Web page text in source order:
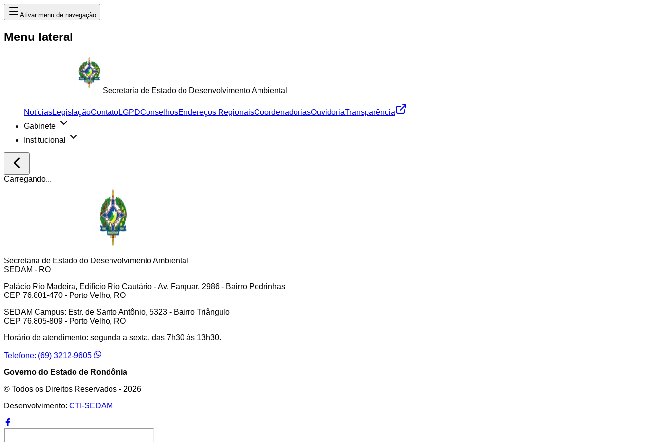
Ativar menu de navegação
Menu lateral
Secretaria de Estado do Desenvolvimento Ambiental
NotíciasLegislaçãoContatoLGPDConselhosEndereços RegionaisCoordenadoriasOuvidoriaTransparência
Gabinete
Institucional
Carregando...
Secretaria de Estado do Desenvolvimento Ambiental
SEDAM - RO
Palácio Rio Madeira, Edifício Rio Cautário - Av. Farquar, 2986 - Bairro Pedrinhas
CEP 76.801-470 - Porto Velho, RO
SEDAM Campus: Estr. de Santo Antônio, 5323 - Bairro Triângulo
CEP 76.805-809 - Porto Velho, RO
Horário de atendimento: segunda a sexta, das 7h30 às 13h30.
Telefone: (69) 3212-9605
Governo do Estado de Rondônia
© Todos os Direitos Reservados - 2026
Desenvolvimento: CTI-SEDAM